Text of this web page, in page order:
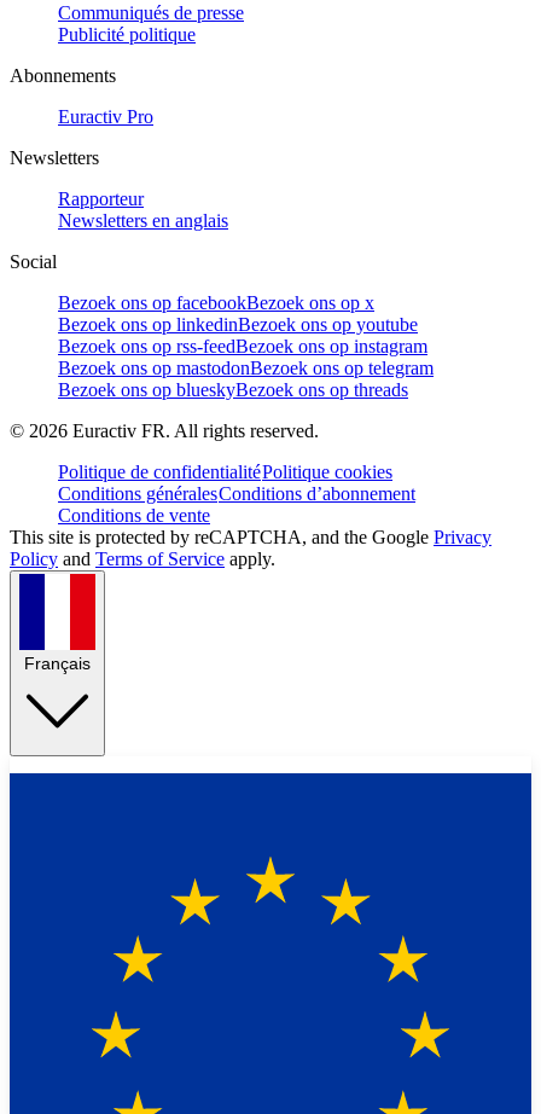
Communiqués de presse
Publicité politique
Abonnements
Euractiv Pro
Newsletters
Rapporteur
Newsletters en anglais
Social
Bezoek ons op facebookBezoek ons op x
Bezoek ons op linkedinBezoek ons op youtube
Bezoek ons op rss-feedBezoek ons op instagram
Bezoek ons op mastodonBezoek ons op telegram
Bezoek ons op blueskyBezoek ons op threads
© 2026 Euractiv FR. All rights reserved.
Politique de confidentialitéPolitique cookies
Conditions généralesConditions d’abonnement
Conditions de vente
This site is protected by reCAPTCHA, and the Google Privacy
Policy and Terms of Service apply.
Français